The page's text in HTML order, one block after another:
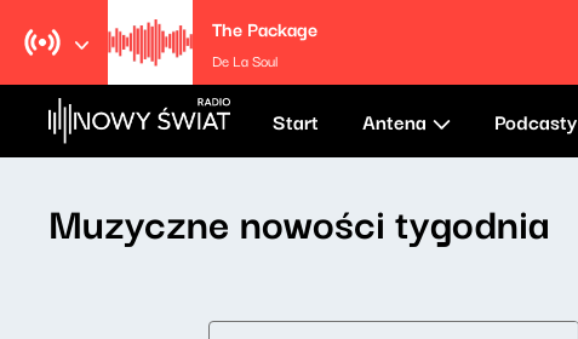
The Package
De La Soul
Start Antena Podcasty
Muzyczne nowości tygodnia